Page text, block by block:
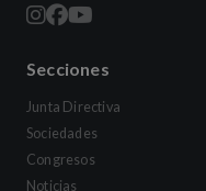
Secciones
Junta Directiva
Sociedades
Congresos
Noticias